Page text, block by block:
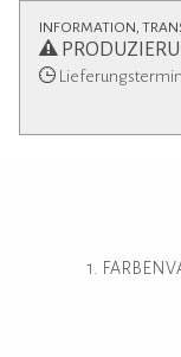
INFORMATION,